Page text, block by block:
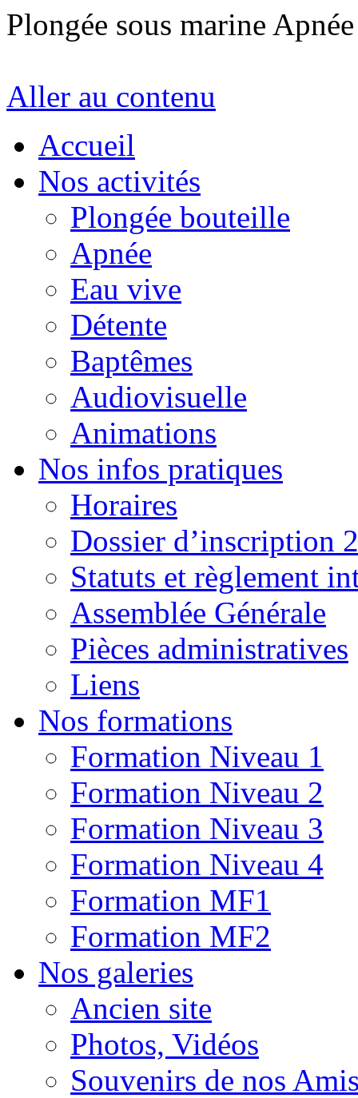
Plongée sous marine
Aller au contenu
Accueil
Nos activités
Plongée bouteille
Apnée
Eau vive
Détente
Baptêmes
Audiovisuelle
Animations
Nos infos pratiques
Horaires
Dossier d’inscription
Statuts et règlement
Assemblée Générale
Pièces administratives
Liens
Nos formations
Formation Niveau 1
Formation Niveau 2
Formation Niveau 3
Formation Niveau 4
Formation MF1
Formation MF2
Nos galeries
Ancien site
Photos, Vidéos
Souvenirs de nos